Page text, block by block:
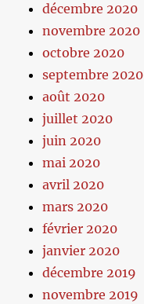
décembre 2020
novembre 2020
octobre 2020
septembre 2020
août 2020
juillet 2020
juin 2020
mai 2020
avril 2020
mars 2020
février 2020
janvier 2020
décembre 2019
novembre 2019